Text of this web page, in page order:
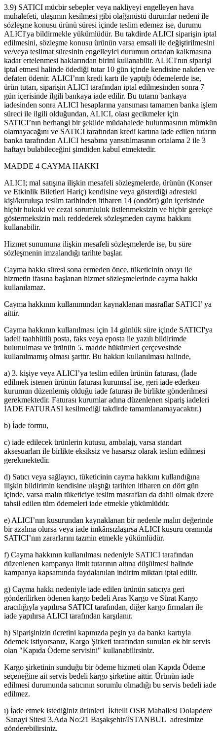
3.9) SATICI mücbir sebepler veya nakliyeyi engelleyen hava
muhalefeti, ulaşımın kesilmesi gibi olağanüstü durumlar nedeni ile
sözleşme konusu ürünü süresi içinde teslim edemez ise, durumu
ALICI'ya bildirmekle yükümlüdür. Bu takdirde ALICI siparişin iptal
edilmesini, sözleşme konusu ürünün varsa emsali ile değiştirilmesini
ve/veya teslimat süresinin engelleyici durumun ortadan kalkmasına
kadar ertelenmesi haklarından birini kullanabilir. ALICI'nın siparişi
iptal etmesi halinde ödediği tutar 10 gün içinde kendisine nakden ve
defaten ödenir. ALICI’nın kredi kartı ile yaptığı ödemelerde ise,
ürün tutarı, siparişin ALICI tarafından iptal edilmesinden sonra 7
gün içerisinde ilgili bankaya iade edilir. Bu tutarın bankaya
iadesinden sonra ALICI hesaplarına yansıması tamamen banka işlem
süreci ile ilgili olduğundan, ALICI, olası gecikmeler için
SATICI’nın herhangi bir şekilde müdahalede bulunmasının mümkün
olamayacağını ve SATICI tarafından kredi kartına iade edilen tutarın
banka tarafından ALICI hesabına yansıtılmasının ortalama 2 ile 3
haftayı bulabileceğini şimdiden kabul etmektedir.
MADDE 4 CAYMA HAKKI
ALICI; mal satışına ilişkin mesafeli sözleşmelerde, ürünün (Konser
ve Etkinlik Biletleri Hariç) kendisine veya gösterdiği adresteki
kişi/kuruluşa teslim tarihinden itibaren 14 (ondört) gün içerisinde
hiçbir hukuki ve cezai sorumluluk üstlenmeksizin ve hiçbir gerekçe
göstermeksizin malı reddederek sözleşmeden cayma hakkını
kullanabilir.
Hizmet sunumuna ilişkin mesafeli sözleşmelerde ise, bu süre
sözleşmenin imzalandığı tarihte başlar.
Cayma hakkı süresi sona ermeden önce, tüketicinin onayı ile
hizmetin ifasına başlanan hizmet sözleşmelerinde cayma hakkı
kullanılamaz.
Cayma hakkının kullanımından kaynaklanan masraflar SATICI’ ya
aittir.
Cayma hakkının kullanılması için 14 günlük süre içinde SATICI'ya
iadeli taahhütlü posta, faks veya eposta ile yazılı bildirimde
bulunulması ve ürünün 5. madde hükümleri çerçevesinde
kullanılmamış olması şarttır. Bu hakkın kullanılması halinde,
a) 3. kişiye veya ALICI’ya teslim edilen ürünün faturası, (İade
edilmek istenen ürünün faturası kurumsal ise, geri iade ederken
kurumun düzenlemiş olduğu iade faturası ile birlikte gönderilmesi
gerekmektedir. Faturası kurumlar adına düzenlenen sipariş iadeleri
İADE FATURASI kesilmediği takdirde tamamlanamayacaktır.)
b) İade formu,
c) iade edilecek ürünlerin kutusu, ambalajı, varsa standart
aksesuarları ile birlikte eksiksiz ve hasarsız olarak teslim edilmesi
gerekmektedir.
d) Satıcı veya sağlayıcı, tüketicinin cayma hakkını kullandığına
ilişkin bildirimin kendisine ulaştığı tarihten itibaren on dört gün
içinde, varsa malın tüketiciye teslim masrafları da dahil olmak üzere
tahsil edilen tüm ödemeleri iade etmekle yükümlüdür.
e) ALICI’nın kusurundan kaynaklanan bir nedenle malın değerinde
bir azalma olursa veya iade imkânsızlaşırsa ALICI kusuru oranında
SATICI’nın zararlarını tazmin etmekle yükümlüdür.
f) Cayma hakkının kullanılması nedeniyle SATICI tarafından
düzenlenen kampanya limit tutarının altına düşülmesi halinde
kampanya kapsamında faydalanılan indirim miktarı iptal edilir.
g) Cayma hakkı nedeniyle iade edilen ürünün satıcıya geri
gönderilirken ödenen kargo bedeli Aras Kargo ve Sürat Kargo
aracılığıyla yapılırsa SATICI tarafından, diğer kargo firmaları ile
iade yapılırsa ALICI tarafından karşılanır.
h) Siparişinizin ücretini kapınızda peşin ya da banka kartıyla
ödemek istiyorsanız, Kargo Şirketi tarafından sunulan ek bir servis
olan "Kapıda Ödeme servisini" kullanabilirsiniz.
Kargo şirketinin sunduğu bir ödeme hizmeti olan Kapıda Ödeme
seçeneğine ait servis bedeli kargo şirketine aittir. Ürünün iade
edilmesi durumunda satıcının sorumlu olmadığı bu servis bedeli iade
edilmez.
ı) İade etmek istediğiniz ürünleri İkitelli OSB Mahallesi Dolapdere
Sanayi Sitesi 3.Ada No:21 Başakşehir/İSTANBUL adresimize
gönderebilirsiniz.